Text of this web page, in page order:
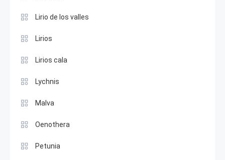
Lirio de los valles
Lirios
Lirios cala
Lychnis
Malva
Oenothera
Petunia